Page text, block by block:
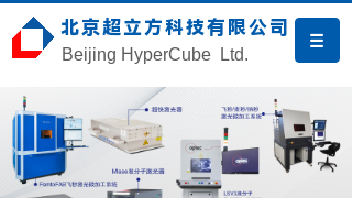
北京超立方科技有限公司
Beijing HyperCube Ltd.